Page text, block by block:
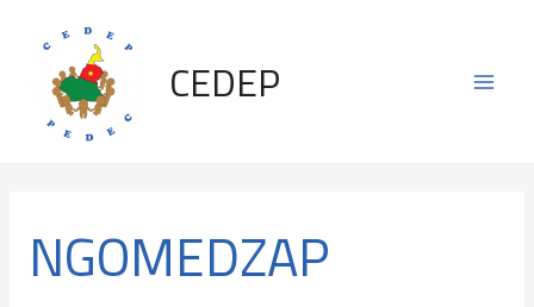
content
CEDEP
NGOMEDZAP
for: